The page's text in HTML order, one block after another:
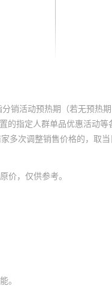
销活动预热期（若无预热
的指定人群单品优惠活动
次调整销售价格的，取当
价，仅供参考。
。